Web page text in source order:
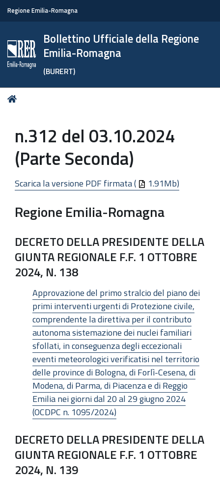
Regione Emilia-Romagna
Bollettino Ufficiale della Regione
Emilia-Romagna
(BURERT)
Tu
n.312 del 03.10.2024
(Parte Seconda)
Scarica la versione PDF firmata ( 1.91Mb)
Regione Emilia-Romagna
DECRETO DELLA PRESIDENTE DELLA
GIUNTA REGIONALE F.F. 1 OTTOBRE
2024, N. 138
Approvazione del primo stralcio del piano dei
primi interventi urgenti di Protezione civile,
comprendente la direttiva per il contributo
autonoma sistemazione dei nuclei familiari
sfollati, in conseguenza degli eccezionali
eventi meteorologici verificatisi nel territorio
delle province di Bologna, di Forlì-Cesena, di
Modena, di Parma, di Piacenza e di Reggio
Emilia nei giorni dal 20 al 29 giugno 2024
(OCDPC n. 1095/2024)
DECRETO DELLA PRESIDENTE DELLA
GIUNTA REGIONALE F.F. 1 OTTOBRE
2024, N. 139